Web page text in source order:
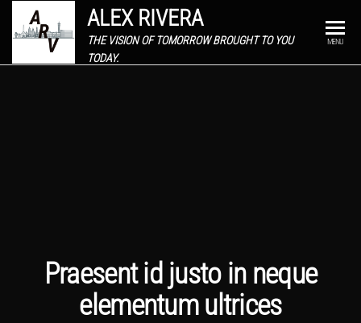
ALEX RIVERA
THE VISION OF TOMORROW BROUGHT TO YOU
TODAY.
MENU
Praesent id justo in neque
elementum ultrices